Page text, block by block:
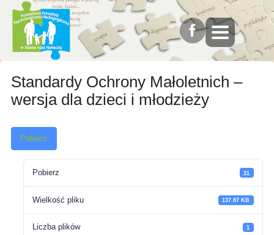
Standardy Ochrony Małoletnich –
wersja dla dzieci i młodzieży
Pobierz
Pobierz 31
Wielkość pliku 137.87 KB
Liczba plików 1